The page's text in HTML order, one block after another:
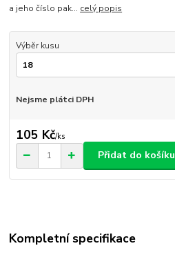
a jeho číslo pak... celý popis
Výběr kusu
Nejsme plátci DPH
105 Kč/ks
Přidat do košíku
Kompletní specifikace